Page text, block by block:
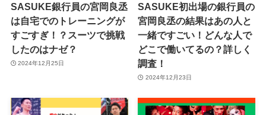
SASUKE銀行員の宮岡良丞
は自宅でのトレーニングが
すごすぎ！？スーツで挑戦
したのはナゼ？
2024年12月25日
SASUKE初出場の銀行員の
宮岡良丞の結果はあの人と
一緒ですごい！どんな人で
どこで働いてるの？詳しく
調査！
2024年12月23日